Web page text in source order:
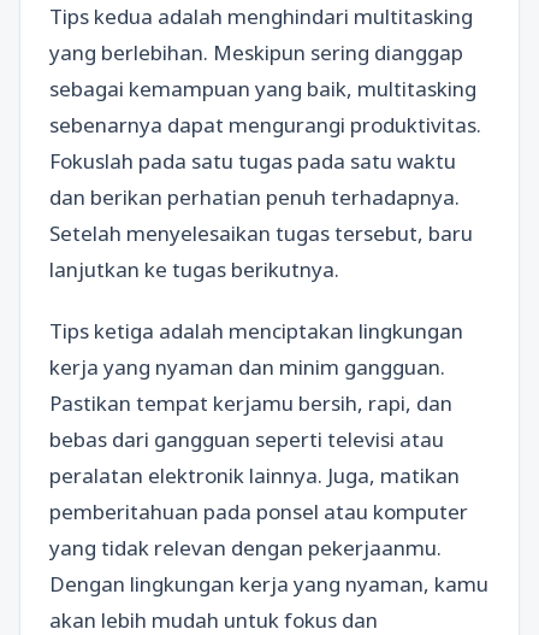
Tips kedua adalah menghindari multitasking
yang berlebihan. Meskipun sering dianggap
sebagai kemampuan yang baik, multitasking
sebenarnya dapat mengurangi produktivitas.
Fokuslah pada satu tugas pada satu waktu
dan berikan perhatian penuh terhadapnya.
Setelah menyelesaikan tugas tersebut, baru
lanjutkan ke tugas berikutnya.
Tips ketiga adalah menciptakan lingkungan
kerja yang nyaman dan minim gangguan.
Pastikan tempat kerjamu bersih, rapi, dan
bebas dari gangguan seperti televisi atau
peralatan elektronik lainnya. Juga, matikan
pemberitahuan pada ponsel atau komputer
yang tidak relevan dengan pekerjaanmu.
Dengan lingkungan kerja yang nyaman, kamu
akan lebih mudah untuk fokus dan